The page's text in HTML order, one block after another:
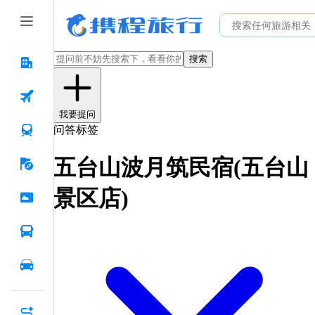
搜索
我要提问
问答标签
五台山波月筑民宿(五台山
景区店)